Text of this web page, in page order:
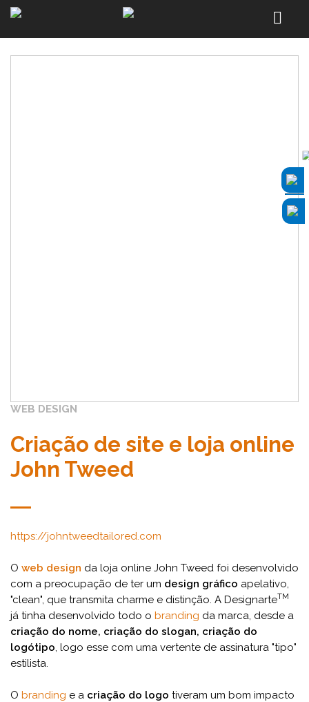
WEB DESIGN
Criação de site e loja online
John Tweed
https://johntweedtailored.com
O web design da loja online John Tweed foi desenvolvido
com a preocupação de ter um design gráfico apelativo,
"clean", que transmita charme e distinção. A DesignarteTM
já tinha desenvolvido todo o branding da marca, desde a
criação do nome, criação do slogan, criação do
logótipo, logo esse com uma vertente de assinatura "tipo"
estilista.
O branding e a criação do logo tiveram um bom impacto